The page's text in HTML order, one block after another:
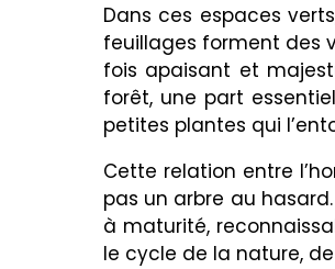
Dans ces espaces
feuillages forment des
fois apaisant et
forêt, une part
petites plantes qui
Cette relation entre
pas un arbre au
à maturité,
le cycle de la nature,